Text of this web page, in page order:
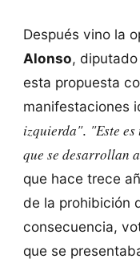
Después vino la
Alonso,
esta propuesta
manifestaciones
izquierda". "Este
que se desarrollan
que hace trece
de la prohibición
consecuencia,
que se